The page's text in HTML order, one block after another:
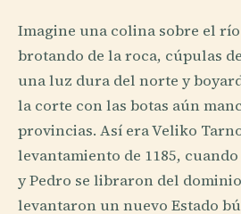
Imagine una colina sobre el
brotando de la roca, cúpulas
una luz dura del norte y
la corte con las botas aún
provincias. Así era Veliko
levantamiento de 1185,
y Pedro se libraron del
levantaron un nuevo Estado